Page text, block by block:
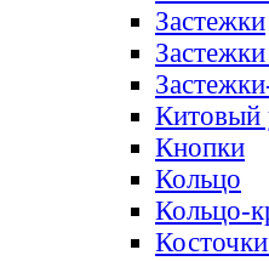
Застежки
Китовый
Кнопки
Кольцо
Кольцо-